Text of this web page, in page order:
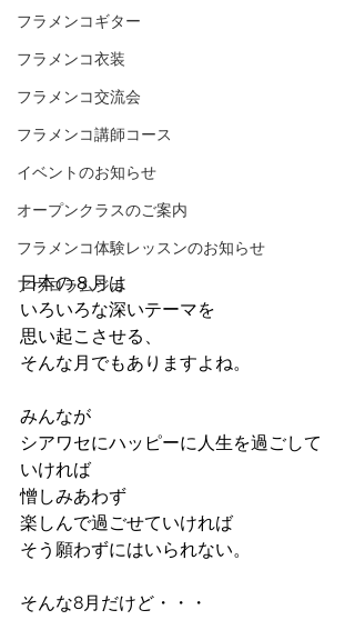
フラメンコギター
フラメンコ衣装
フラメンコ交流会
フラメンコ講師コース
イベントのお知らせ
オープンクラスのご案内
フラメンコ体験レッスンのお知らせ
アウロラムジカ
日本の８月は
いろいろな深いテーマを
思い起こさせる、
そんな月でもありますよね。
みんなが
シアワセにハッピーに人生を過ごして
いければ
憎しみあわず
楽しんで過ごせていければ
そう願わずにはいられない。
そんな8月だけど・・・